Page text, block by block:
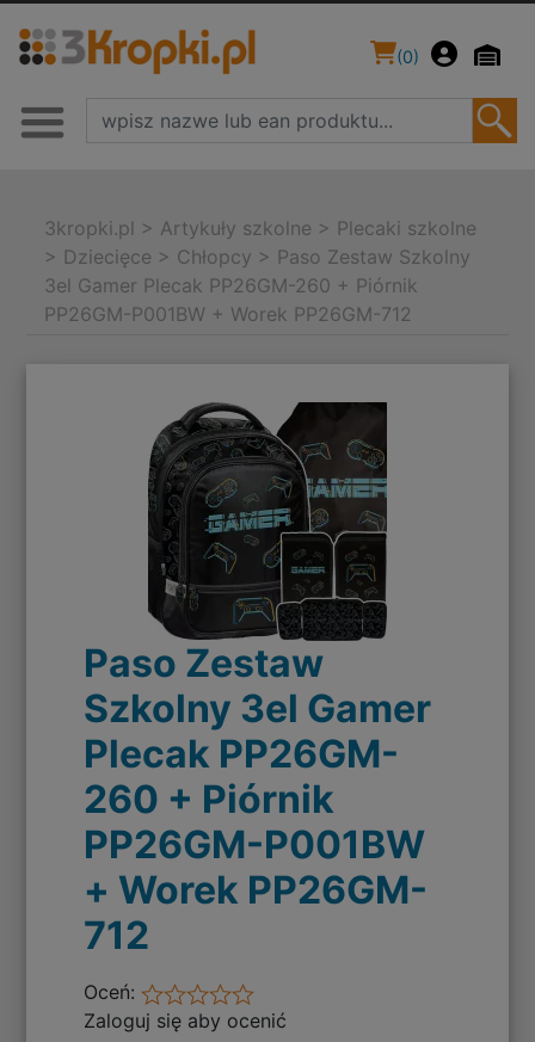
(0)
3kropki.pl > Artykuły szkolne > Plecaki szkolne
> Dziecięce > Chłopcy > Paso Zestaw Szkolny
3el Gamer Plecak PP26GM-260 + Piórnik
PP26GM-P001BW + Worek PP26GM-712
Paso Zestaw
Szkolny 3el Gamer
Plecak PP26GM-
260 + Piórnik
PP26GM-P001BW
+ Worek PP26GM-
712
Oceń:
Zaloguj się aby ocenić